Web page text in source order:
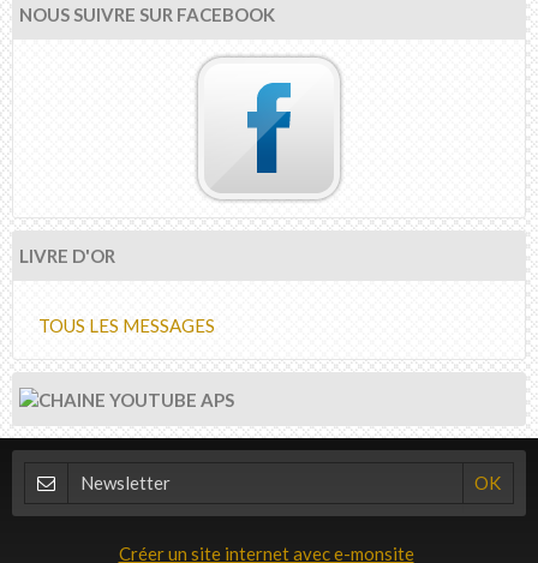
NOUS SUIVRE SUR FACEBOOK
LIVRE D'OR
TOUS LES MESSAGES
Créer un site internet avec e-monsite